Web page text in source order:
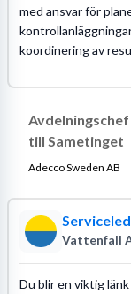
med ansvar för
koordinering av
till Sametinget
Adecco Sweden AB
Vattenfall
Du blir en viktig